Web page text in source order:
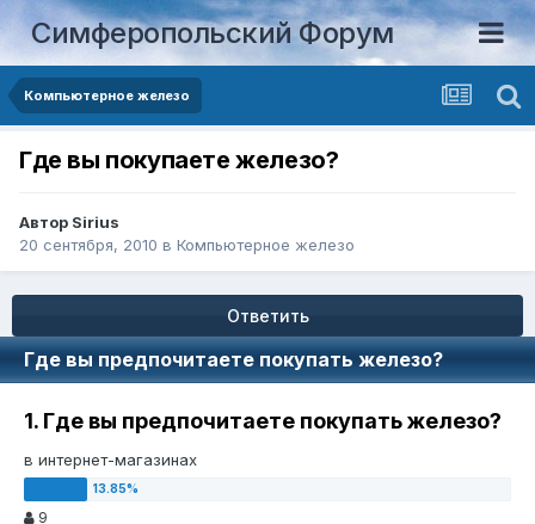
Симферопольский Форум
Компьютерное железо
Где вы покупаете железо?
Автор Sirius
20 сентября, 2010 в Компьютерное железо
Ответить
Где вы предпочитаете покупать железо?
1. Где вы предпочитаете покупать железо?
в интернет-магазинах
9